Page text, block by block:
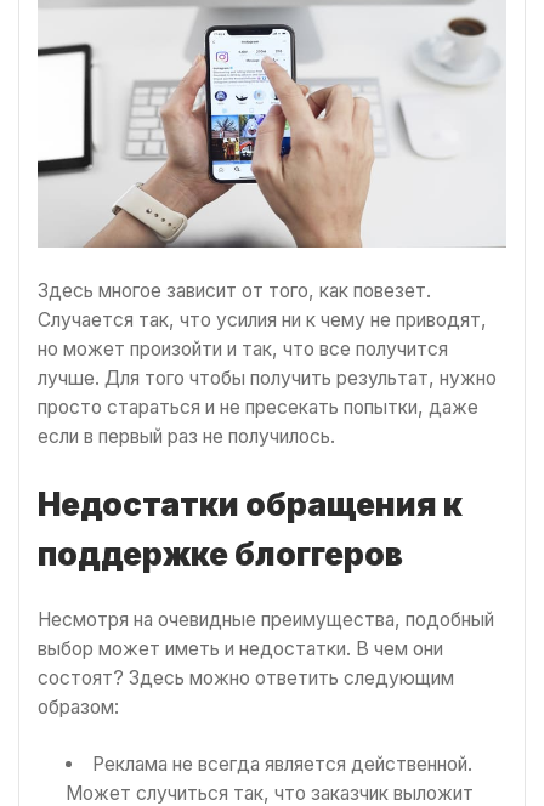
Здесь многое зависит от того, как повезет.
Случается так, что усилия ни к чему не приводят,
но может произойти и так, что все получится
лучше. Для того чтобы получить результат, нужно
просто стараться и не пресекать попытки, даже
если в первый раз не получилось.
Недостатки обращения к
поддержке блоггеров
Несмотря на очевидные преимущества, подобный
выбор может иметь и недостатки. В чем они
состоят? Здесь можно ответить следующим
образом:
Реклама не всегда является действенной.
Может случиться так, что заказчик выложит